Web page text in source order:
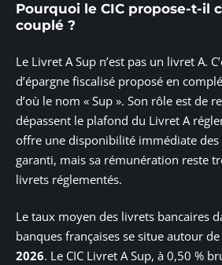
Pourquoi le CIC propose-t-il
couplé ?
Le Livret A Sup n’est pas un livret A.
d’épargne fiscalisé proposé en
d’où le nom « Sup ». Son rôle est de
dépassent le plafond du Livret A
offre une disponibilité immédiate
garanti, mais sa rémunération reste
livrets réglementés.
Le taux moyen des livrets bancaires
banques françaises se situe autour de
2026. Le CIC Livret A Sup, à 0,50 %